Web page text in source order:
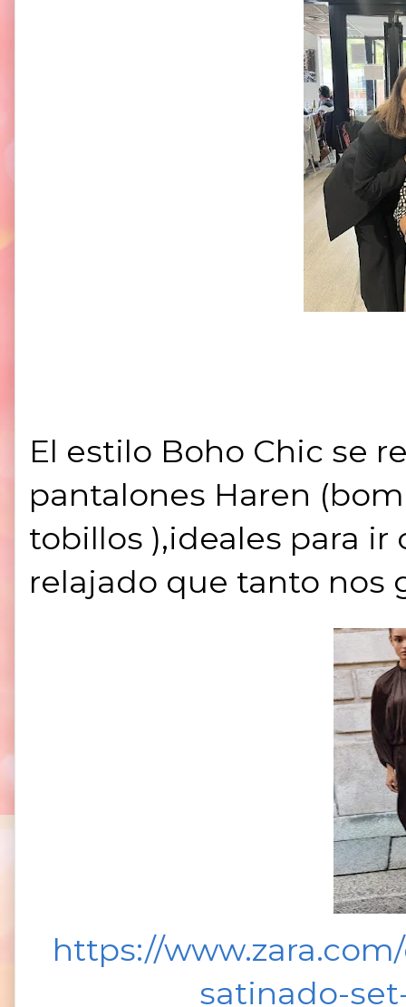
El estilo Boho Chic se
pantalones Haren
tobillos ),ideales para
relajado que tanto nos
https://
satinado-